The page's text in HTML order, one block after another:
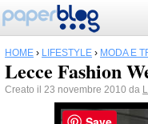
HOME › LIFESTYLE › MODA E
Lecce Fashion
Creato il 23 novembre 2010 da